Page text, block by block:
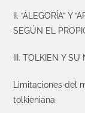
II. “ALEGORÍA” Y
SEGÚN EL
III. TOLKIEN Y
Limitaciones del
tolkieniana.